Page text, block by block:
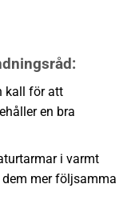
kall för att
en bra
i varmt
mer följsamma